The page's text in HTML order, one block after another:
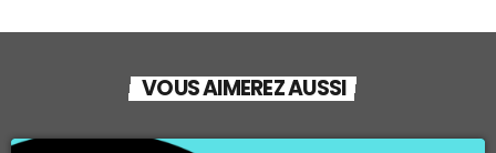
VOUS AIMEREZ AUSSI